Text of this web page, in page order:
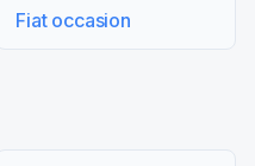
Fiat occasion